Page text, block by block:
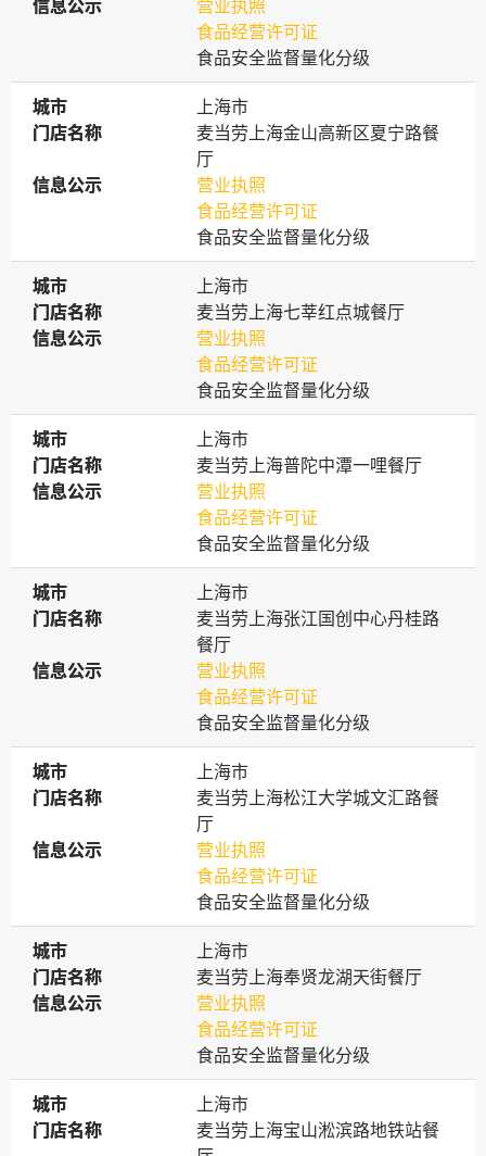
信息公示
信息公示
营业执照
食品经营许可证
食品安全监督量化分级
城市
城市
上海市
门店名称
门店名称
麦当劳上海金山高新区夏宁路餐
厅
信息公示
信息公示
营业执照
食品经营许可证
食品安全监督量化分级
城市
城市
上海市
门店名称
门店名称
麦当劳上海七莘红点城餐厅
信息公示
信息公示
营业执照
食品经营许可证
食品安全监督量化分级
城市
城市
上海市
门店名称
门店名称
麦当劳上海普陀中潭一哩餐厅
信息公示
信息公示
营业执照
食品经营许可证
食品安全监督量化分级
城市
城市
上海市
门店名称
门店名称
麦当劳上海张江国创中心丹桂路
餐厅
信息公示
信息公示
营业执照
食品经营许可证
食品安全监督量化分级
城市
城市
上海市
门店名称
门店名称
麦当劳上海松江大学城文汇路餐
厅
信息公示
信息公示
营业执照
食品经营许可证
食品安全监督量化分级
城市
城市
上海市
门店名称
门店名称
麦当劳上海奉贤龙湖天街餐厅
信息公示
信息公示
营业执照
食品经营许可证
食品安全监督量化分级
城市
城市
上海市
门店名称
门店名称
麦当劳上海宝山淞滨路地铁站餐